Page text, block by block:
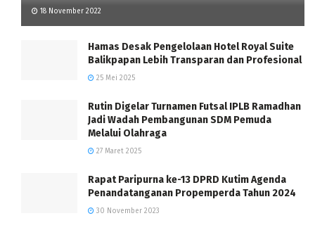
18 November 2022
Hamas Desak Pengelolaan Hotel Royal Suite
Balikpapan Lebih Transparan dan Profesional
25 Mei 2025
Rutin Digelar Turnamen Futsal IPLB Ramadhan
Jadi Wadah Pembangunan SDM Pemuda
Melalui Olahraga
27 Maret 2025
Rapat Paripurna ke-13 DPRD Kutim Agenda
Penandatanganan Propemperda Tahun 2024
30 November 2023